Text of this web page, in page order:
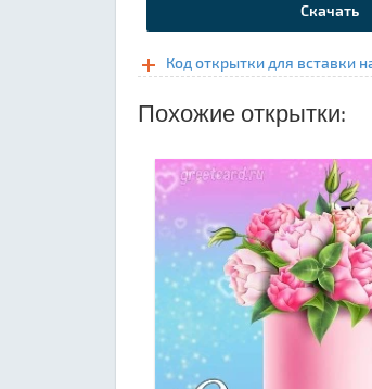
Скачать
Код открытки для вставки
Похожие открытки: